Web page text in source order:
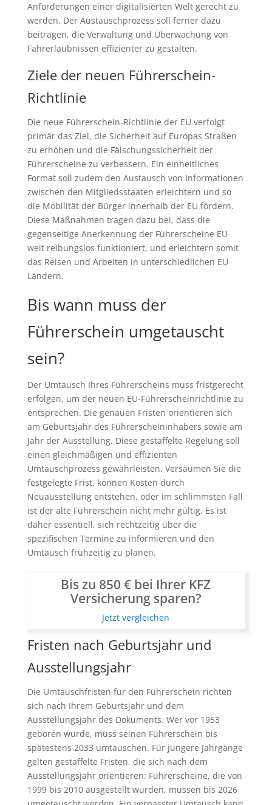
Anforderungen einer digitalisierten Welt gerecht zu
werden. Der Austauschprozess soll ferner dazu
beitragen, die Verwaltung und Überwachung von
Fahrerlaubnissen effizienter zu gestalten.
Ziele der neuen Führerschein-
Richtlinie
Die neue Führerschein-Richtlinie der EU verfolgt
primär das Ziel, die Sicherheit auf Europas Straßen
zu erhöhen und die Fälschungssicherheit der
Führerscheine zu verbessern. Ein einheitliches
Format soll zudem den Austausch von Informationen
zwischen den Mitgliedsstaaten erleichtern und so
die Mobilität der Bürger innerhalb der EU fördern.
Diese Maßnahmen tragen dazu bei, dass die
gegenseitige Anerkennung der Führerscheine EU-
weit reibungslos funktioniert, und erleichtern somit
das Reisen und Arbeiten in unterschiedlichen EU-
Ländern.
Bis wann muss der
Führerschein umgetauscht
sein?
Der Umtausch Ihres Führerscheins muss fristgerecht
erfolgen, um der neuen EU-Führerscheinrichtlinie zu
entsprechen. Die genauen Fristen orientieren sich
am Geburtsjahr des Führerscheininhabers sowie am
Jahr der Ausstellung. Diese gestaffelte Regelung soll
einen gleichmäßigen und effizienten
Umtauschprozess gewährleisten. Versäumen Sie die
festgelegte Frist, können Kosten durch
Neuausstellung entstehen, oder im schlimmsten Fall
ist der alte Führerschein nicht mehr gültig. Es ist
daher essentiell, sich rechtzeitig über die
spezifischen Termine zu informieren und den
Umtausch frühzeitig zu planen.
Bis zu 850 € bei Ihrer KFZ
Versicherung sparen?
Jetzt vergleichen
Fristen nach Geburtsjahr und
Ausstellungsjahr
Die Umtauschfristen für den Führerschein richten
sich nach Ihrem Geburtsjahr und dem
Ausstellungsjahr des Dokuments. Wer vor 1953
geboren wurde, muss seinen Führerschein bis
spätestens 2033 umtauschen. Für jüngere Jahrgänge
gelten gestaffelte Fristen, die sich nach dem
Ausstellungsjahr orientieren: Führerscheine, die von
1999 bis 2010 ausgestellt wurden, müssen bis 2026